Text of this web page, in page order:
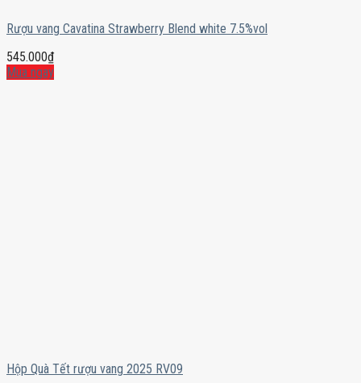
Rượu vang Cavatina Strawberry Blend white 7.5%vol
545.000₫
Mua ngay
Hộp Quà Tết rượu vang 2025 RV09